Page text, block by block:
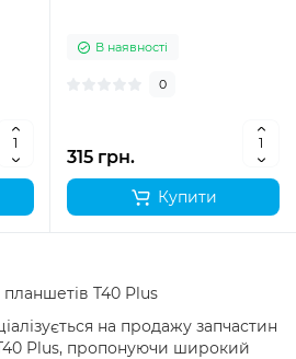
В наявності
0
315 грн.
Купити
T40 Plus
на продажу запчастин
Plus, пропонуючи широкий